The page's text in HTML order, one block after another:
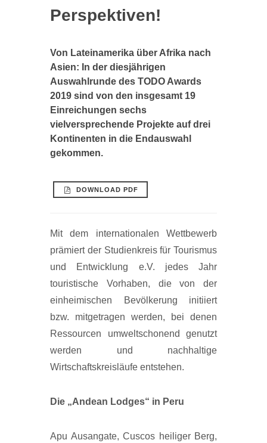
Perspektiven!
Von Lateinamerika über Afrika nach
Asien: In der diesjährigen
Auswahlrunde des TODO Awards
2019 sind von den insgesamt 19
Einreichungen sechs
vielversprechende Projekte auf drei
Kontinenten in die Endauswahl
gekommen.
DOWNLOAD PDF
Mit dem internationalen Wettbewerb
prämiert der Studienkreis für Tourismus
und Entwicklung e.V. jedes Jahr
touristische Vorhaben, die von der
einheimischen Bevölkerung initiiert
bzw. mitgetragen werden, bei denen
Ressourcen umweltschonend genutzt
werden und nachhaltige
Wirtschaftskreisläufe entstehen.
Die „Andean Lodges“ in Peru
Apu Ausangate, Cuscos heiliger Berg,